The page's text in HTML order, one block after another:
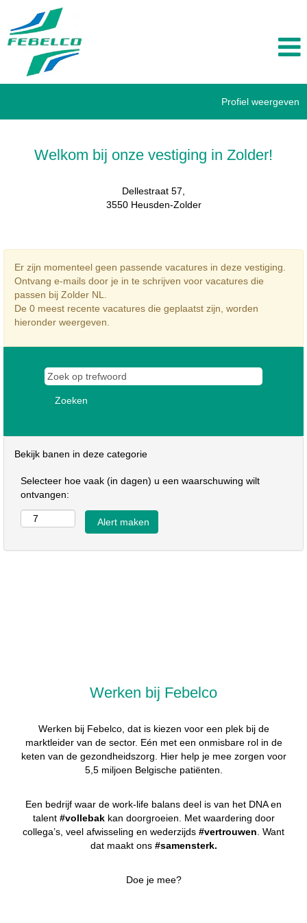
Profiel weergeven
Welkom bij onze vestiging in Zolder!
Dellestraat 57,
3550 Heusden-Zolder
Er zijn momenteel geen passende vacatures in deze vestiging.
Ontvang e-mails door je in te schrijven voor vacatures die
passen bij Zolder NL.
De 0 meest recente vacatures die geplaatst zijn, worden
hieronder weergeven.
Bekijk banen in deze categorie
Selecteer hoe vaak (in dagen) u een waarschuwing wilt
ontvangen:
Werken bij Febelco
Werken bij Febelco, dat is kiezen voor een plek bij de
marktleider van de sector. Eén met een onmisbare rol in de
keten van de gezondheidszorg. Hier help je mee zorgen voor
5,5 miljoen Belgische patiënten.
Een bedrijf waar de work-life balans deel is van het DNA en
talent #vollebakkan doorgroeien. Met waardering door
collega’s, veel afwisseling en wederzijds #vertrouwen . Want
dat maakt ons #samensterk.
Doe je mee?